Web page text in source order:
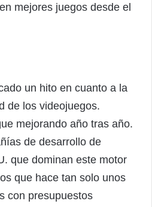
mejores juegos desde el
un hito en cuanto a la
de los videojuegos.
mejorando año tras año.
de desarrollo de
que dominan este motor
que hace tan solo unos
con presupuestos